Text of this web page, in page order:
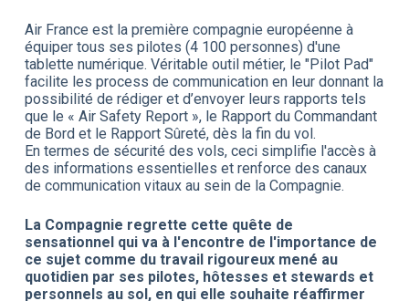
Air France est la première compagnie européenne à
équiper tous ses pilotes (4 100 personnes) d'une
tablette numérique. Véritable outil métier, le "Pilot Pad"
facilite les process de communication en leur donnant la
possibilité de rédiger et d’envoyer leurs rapports tels
que le « Air Safety Report », le Rapport du Commandant
de Bord et le Rapport Sûreté, dès la fin du vol.
En termes de sécurité des vols, ceci simplifie l'accès à
des informations essentielles et renforce des canaux
de communication vitaux au sein de la Compagnie.
La Compagnie regrette cette quête de
sensationnel qui va à l'encontre de l'importance de
ce sujet comme du travail rigoureux mené au
quotidien par ses pilotes, hôtesses et stewards et
personnels au sol, en qui elle souhaite réaffirmer